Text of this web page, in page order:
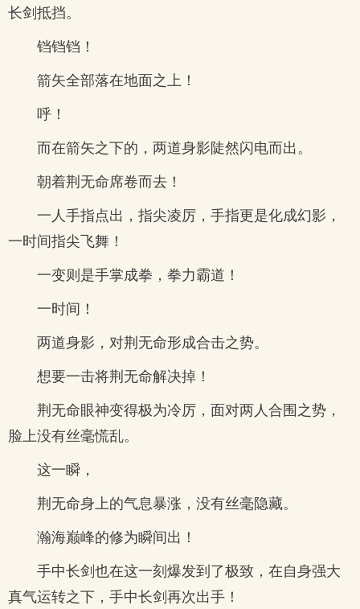
长剑抵挡。
铛铛铛！
箭矢全部落在地面之上！
呼！
而在箭矢之下的，两道身影陡然闪电而出。
朝着荆无命席卷而去！
一人手指点出，指尖凌厉，手指更是化成幻影，
一时间指尖飞舞！
一变则是手掌成拳，拳力霸道！
一时间！
两道身影，对荆无命形成合击之势。
想要一击将荆无命解决掉！
荆无命眼神变得极为冷厉，面对两人合围之势，
脸上没有丝毫慌乱。
这一瞬，
荆无命身上的气息暴涨，没有丝毫隐藏。
瀚海巅峰的修为瞬间出！
手中长剑也在这一刻爆发到了极致，在自身强大
真气运转之下，手中长剑再次出手！